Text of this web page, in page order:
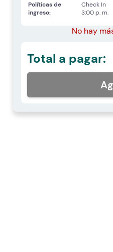
Políticas de
ingreso:
Check In
3:00 p. m.
No hay
Total a pagar: